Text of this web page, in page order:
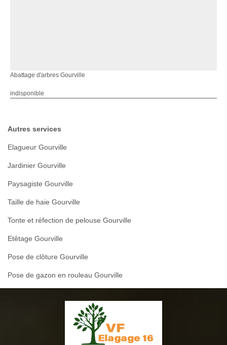
Abattage d'arbres Gourville
indisponible
Autres services
Elagueur Gourville
Jardinier Gourville
Paysagiste Gourville
Taille de haie Gourville
Tonte et réfection de pelouse Gourville
Etêtage Gourville
Pose de clôture Gourville
Pose de gazon en rouleau Gourville